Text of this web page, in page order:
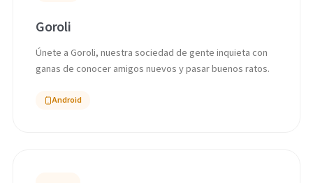
Goroli
Únete a Goroli, nuestra sociedad de gente inquieta con
ganas de conocer amigos nuevos y pasar buenos ratos.
Android